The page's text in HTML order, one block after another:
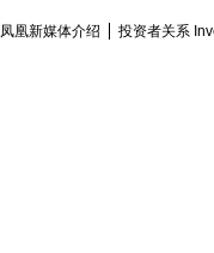
凤凰新媒体介绍 投资者关系